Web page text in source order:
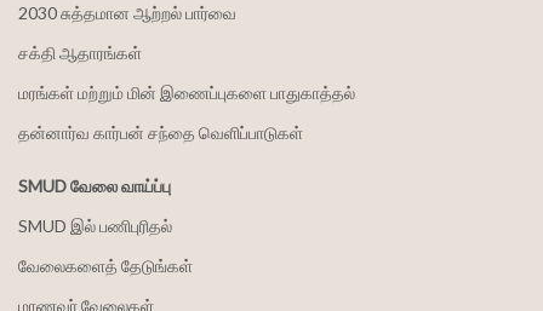
2030 சுத்தமான ஆற்றல் பார்வை
சக்தி ஆதாரங்கள்
மரங்கள் மற்றும் மின் இணைப்புகளை பாதுகாத்தல்
தன்னார்வ கார்பன் சந்தை வெளிப்பாடுகள்
SMUD வேலை வாய்ப்பு
SMUD இல் பணிபுரிதல்
வேலைகளைத் தேடுங்கள்
மாணவர் வேலைகள்